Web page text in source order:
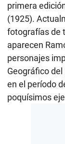
primera
(1925).
fotografías de
aparecen
personajes
Geográfico
en el período
poquísimos